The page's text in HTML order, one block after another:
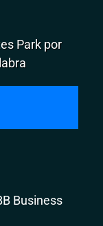
Park por